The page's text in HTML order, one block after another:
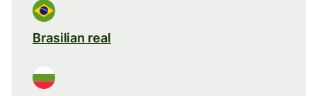
Brasilian real